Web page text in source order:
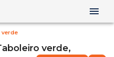
verde,